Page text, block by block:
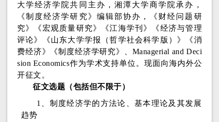
大学经济学院共同主办，湘潭大学商学院承办，
《制度经济学研究》编辑部协办，《财经问题研
究》《宏观质量研究》《江海学刊》《经济与管理
评论》《山东大学学报（哲学社会科学版）》《消
费经济》《制度经济学研究》、Managerial and Deci
sion Economics作为学术支持单位。现面向海内外公
开征文。
征文选题（包括但不限于）
1、制度经济学的方法论、基本理论及其发展
趋势